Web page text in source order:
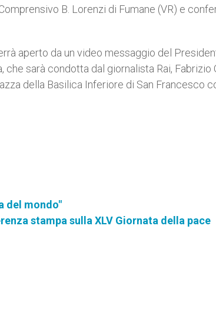
B. Lorenzi di Fumane (VR) e
aperto da un video messaggio del
sarà condotta dal giornalista Rai, Fabrizio
della Basilica Inferiore di San Francesco
del mondo"
stampa sulla XLV Giornata della pace